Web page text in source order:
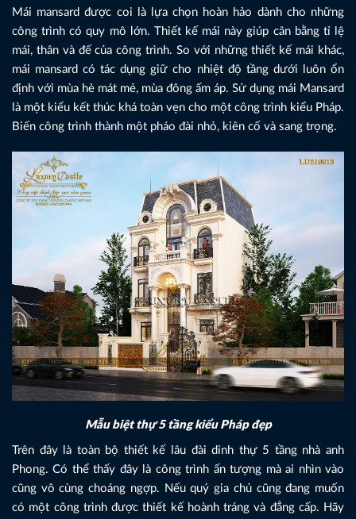
Mái mansard được coi là lựa chọn hoàn hảo dành cho những
công trình có quy mô lớn. Thiết kế mái này giúp cân bằng tỉ lệ
mái, thân và đế của công trình. So với những thiết kế mái khác,
mái mansard có tác dụng giữ cho nhiệt độ tầng dưới luôn ổn
định với mùa hè mát mẻ, mùa đông ấm áp. Sử dụng mái Mansard
là một kiểu kết thúc khá toàn vẹn cho một công trình kiểu Pháp.
Biến công trình thành một pháo đài nhỏ, kiên cố và sang trọng.
Mẫu biệt thự 5 tầng kiểu Pháp đẹp
Trên đây là toàn bộ thiết kế lâu đài dinh thự 5 tầng nhà anh
Phong. Có thể thấy đây là công trình ấn tượng mà ai nhìn vào
cũng vô cùng choáng ngợp. Nếu quý gia chủ cũng đang muốn
có một công trình được thiết kế hoành tráng và đẳng cấp. Hãy